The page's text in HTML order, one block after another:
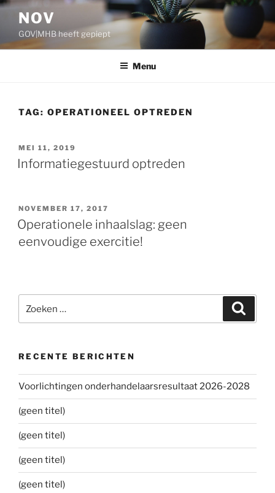
Ga
inhoud
NOV
GOV|MHB heeft gepiept
Menu
TAG: OPERATIONEEL OPTREDEN
GEPLAATST
OP
MEI 11, 2019
Informatiegestuurd optreden
GEPLAATST
OP
NOVEMBER 17, 2017
Operationele inhaalslag: geen
eenvoudige exercitie!
naar:
RECENTE BERICHTEN
Voorlichtingen onderhandelaarsresultaat 2026-2028
(geen titel)
(geen titel)
(geen titel)
(geen titel)